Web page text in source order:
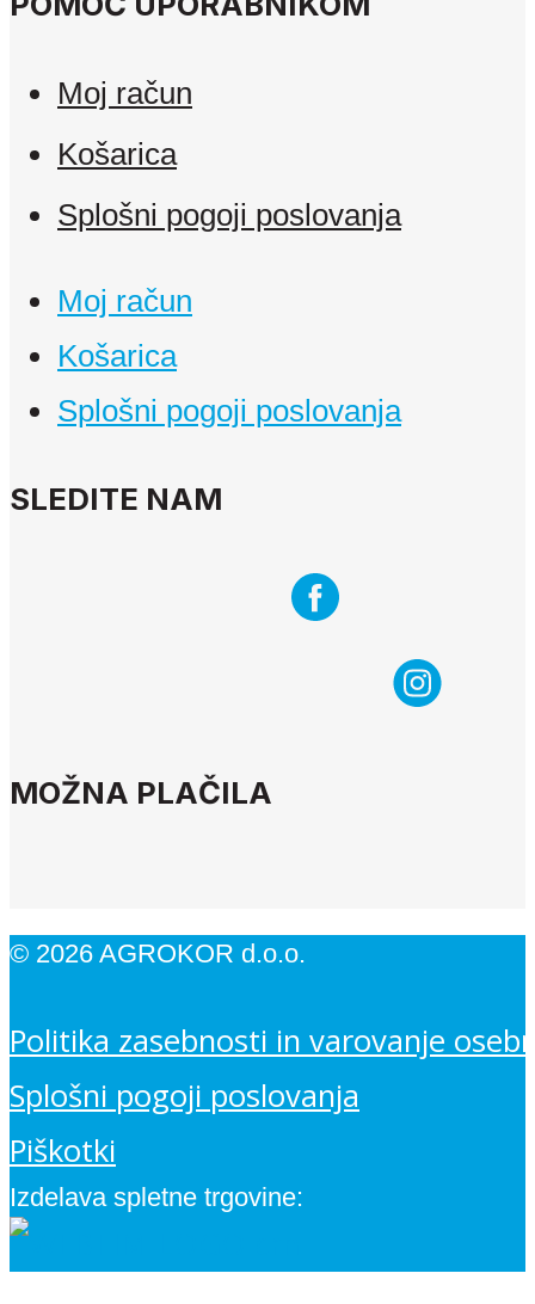
Moj račun
Košarica
Splošni pogoji poslovanja
Moj račun
Košarica
Splošni pogoji poslovanja
SLEDITE NAM
MOŽNA PLAČILA
© 2026 AGROKOR d.o.o.
Politika zasebnosti in varovanje
Splošni pogoji poslovanja
Piškotki
Izdelava spletne trgovine: